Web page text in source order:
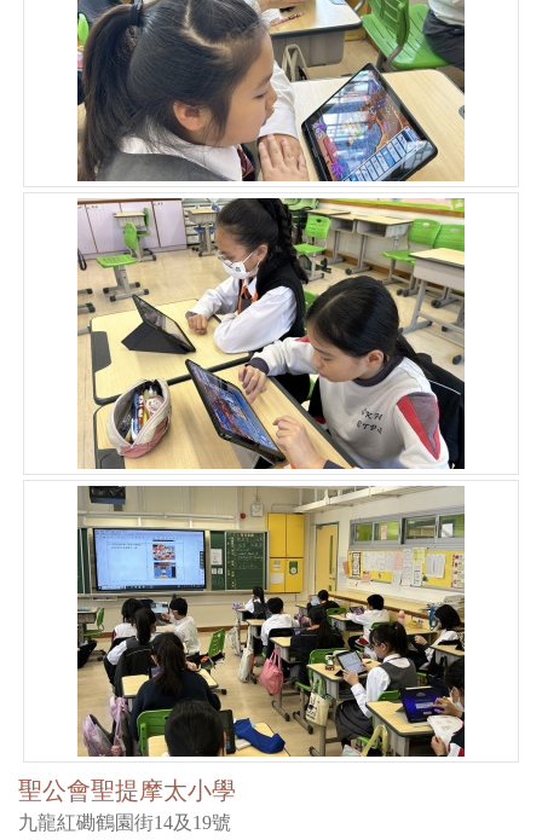
聖公會聖提摩太小學
九龍紅磡鶴園街14及19號